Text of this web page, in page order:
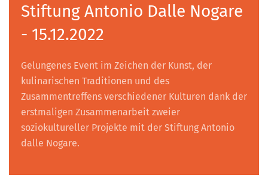
Stiftung Antonio Dalle Nogare
- 15.12.2022
Gelungenes Event im Zeichen der Kunst, der
kulinarischen Traditionen und des
Zusammentreffens verschiedener Kulturen dank der
erstmaligen Zusammenarbeit zweier
soziokultureller Projekte mit der Stiftung Antonio
dalle Nogare.